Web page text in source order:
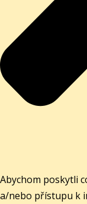
Abychom poskytli
a/nebo přístupu k